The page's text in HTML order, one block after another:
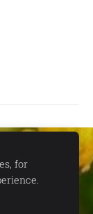
Čaka ielā 22,
for